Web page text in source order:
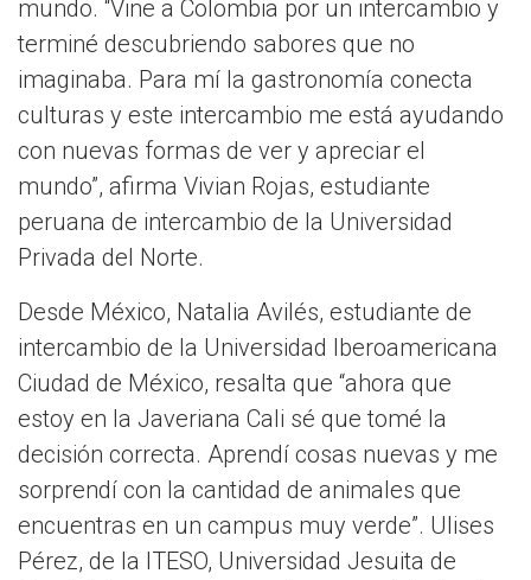
mundo. “Vine a Colombia por un intercambio y
terminé descubriendo sabores que no
imaginaba. Para mí la gastronomía conecta
culturas y este intercambio me está ayudando
con nuevas formas de ver y apreciar el
mundo”, afirma Vivian Rojas, estudiante
peruana de intercambio de la Universidad
Privada del Norte.
Desde México, Natalia Avilés, estudiante de
intercambio de la Universidad Iberoamericana
Ciudad de México, resalta que “ahora que
estoy en la Javeriana Cali sé que tomé la
decisión correcta. Aprendí cosas nuevas y me
sorprendí con la cantidad de animales que
encuentras en un campus muy verde”. Ulises
Pérez, de la ITESO, Universidad Jesuita de